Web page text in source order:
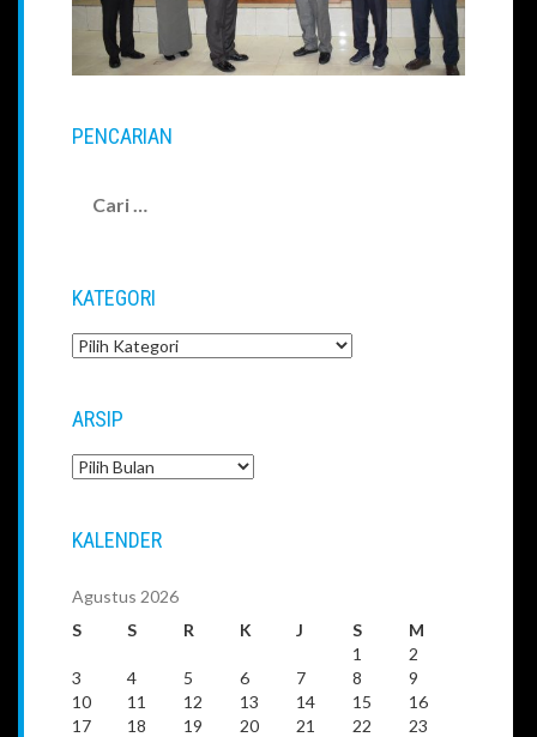
PENCARIAN
untuk:
KATEGORI
Kategori
ARSIP
Arsip
KALENDER
Agustus 2026
S
S R K J S
M
1
2
3
4 5 6 7 8
9
10
11 12 13 14 15
16
17
18 19 20 21 22
23